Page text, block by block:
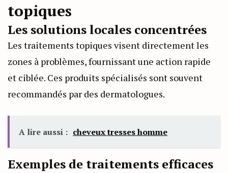
topiques
Les solutions locales concentrées
Les traitements topiques visent directement les
zones à problèmes, fournissant une action rapide
et ciblée. Ces produits spécialisés sont souvent
recommandés par des dermatologues.
A lire aussi : cheveux tresses homme
Exemples de traitements efficaces